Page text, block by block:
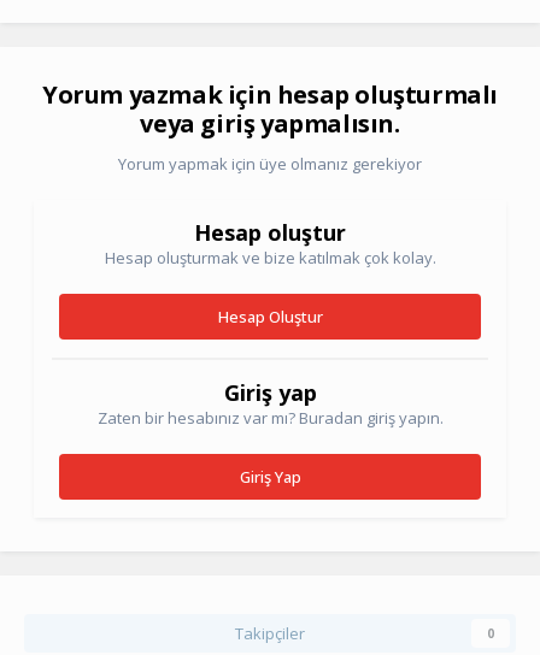
Yorum yazmak için hesap oluşturmalı
veya giriş yapmalısın.
Yorum yapmak için üye olmanız gerekiyor
Hesap oluştur
Hesap oluşturmak ve bize katılmak çok kolay.
Hesap Oluştur
Giriş yap
Zaten bir hesabınız var mı? Buradan giriş yapın.
Giriş Yap
Takipçiler 0